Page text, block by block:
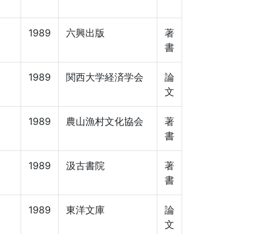
1989 六興出版
著
書
1989 関西大学経済学会
論
文
1989 農山漁村文化協会
著
書
1989 汲古書院
著
書
1989 東洋文庫
論
文